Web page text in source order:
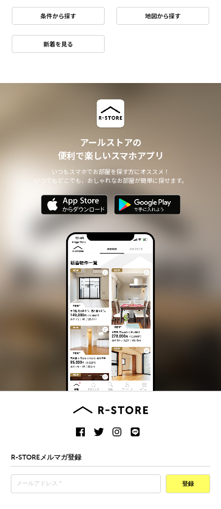
条件から探す 地図から探す
新着を見る
アールストアの
便利で楽しいスマホアプリ
いつもスマホでお部屋を探す方にオススメ！
いつでもどこでも、おしゃれなお部屋が簡単に探せます。
R-STOREメルマガ登録
登録